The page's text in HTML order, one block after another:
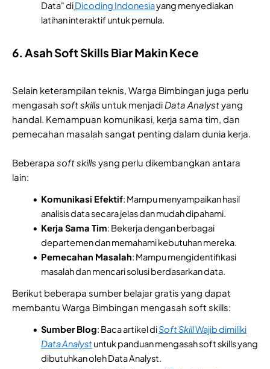
Data" diDicoding Indonesiayang menyediakan
latihan interaktif untuk pemula.
6. Asah Soft Skills Biar Makin Kece
Selain keterampilan teknis, Warga Bimbingan juga perlu
mengasah soft skills untuk menjadi Data Analystyang
handal. Kemampuan komunikasi, kerja sama tim, dan
pemecahan masalah sangat penting dalam dunia kerja.
Beberapa soft skills yang perlu dikembangkan antara
lain:
Komunikasi Efektif: Mampu menyampaikan hasil
analisis data secara jelas dan mudah dipahami.
Kerja Sama Tim: Bekerja dengan berbagai
departemen dan memahami kebutuhan mereka.
Pemecahan Masalah: Mampu mengidentifikasi
masalah dan mencari solusi berdasarkan data.
Berikut beberapa sumber belajar gratis yang dapat
membantu Warga Bimbingan mengasah soft skills:
Sumber Blog: Baca artikel diSoft SkillWajib dimiliki
Data Analystuntuk panduan mengasah soft skills yang
dibutuhkan oleh Data Analyst.